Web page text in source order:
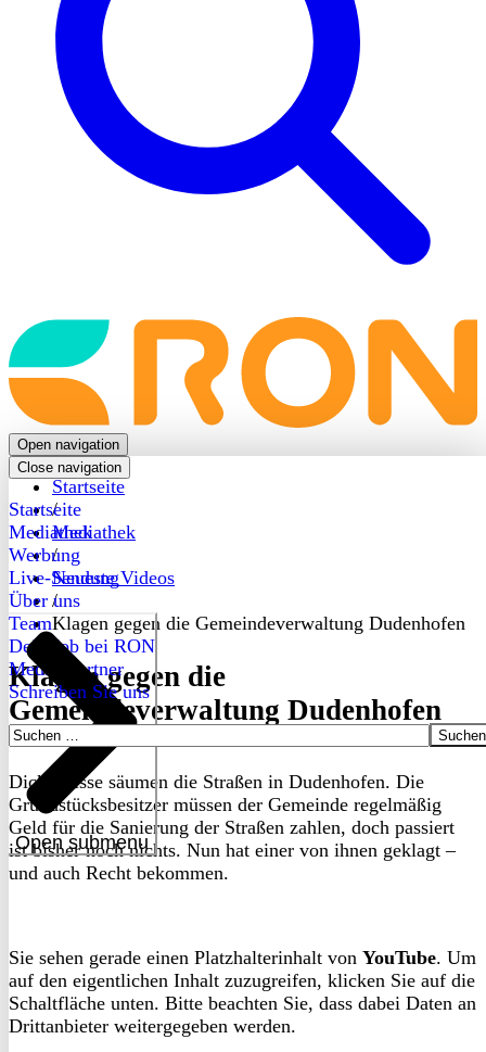
Back
to
frontpage
Open navigation
Close navigation
Startseite
Mediathek
Werbung
Live-Sendung
Über uns
Open submenu
Team
Dein Job bei RON
Medienpartner
Schreiben Sie uns
Suchen
Startseite
/
Mediathek
/
Neueste Videos
/
Klagen gegen die Gemeindeverwaltung Dudenhofen
Klagen gegen die
Gemeindeverwaltung Dudenhofen
Dicke Risse säumen die Straßen in Dudenhofen. Die
Grundstücksbesitzer müssen der Gemeinde regelmäßig
Geld für die Sanierung der Straßen zahlen, doch passiert
ist bisher noch nichts. Nun hat einer von ihnen geklagt –
und auch Recht bekommen.
Sie sehen gerade einen Platzhalterinhalt von YouTube. Um
auf den eigentlichen Inhalt zuzugreifen, klicken Sie auf die
Schaltfläche unten. Bitte beachten Sie, dass dabei Daten an
Drittanbieter weitergegeben werden.